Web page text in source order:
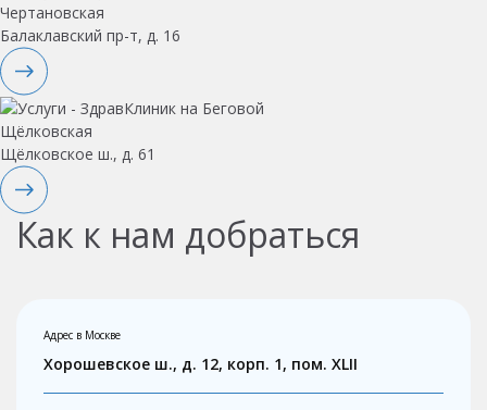
Чертановская
Балаклавский пр-т, д. 16
Щёлковская
Щёлковское ш., д. 61
Как к нам добраться
Адрес в Москве
Хорошевское ш., д. 12, корп. 1, пом. XLII